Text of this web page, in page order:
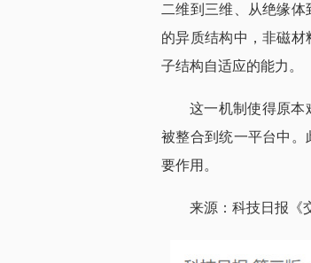
二维到三维、从绝缘
的异质结构中，非磁
子结构自适应的能力。
这一机制使得原本
被整合到统一平台中
要作用。
来源：科技日报《